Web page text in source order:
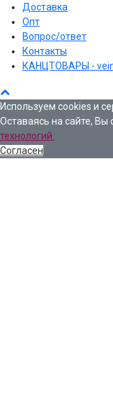
Доставка
Опт
Вопрос/ответ
Контакты
КАНЦТОВАРЫ -
Используем cookies и
Оставаясь на сайте, Вы
технологий.
Согласен